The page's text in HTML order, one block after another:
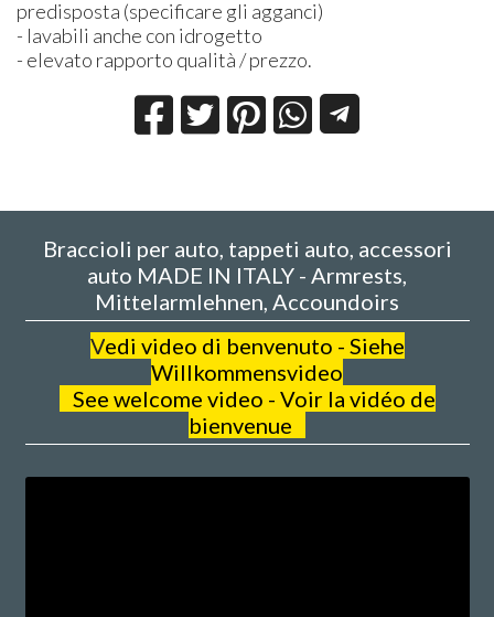
predisposta (specificare gli agganci)
- lavabili anche con idrogetto
- elevato rapporto qualità / prezzo.
Braccioli per auto, tappeti auto, accessori
auto MADE IN ITALY - Armrests,
Mittelarmlehnen, Accoundoirs
Vedi video di benvenuto - Siehe
Willkommensvideo
See welcome video - Voir la vidéo de
bienvenue